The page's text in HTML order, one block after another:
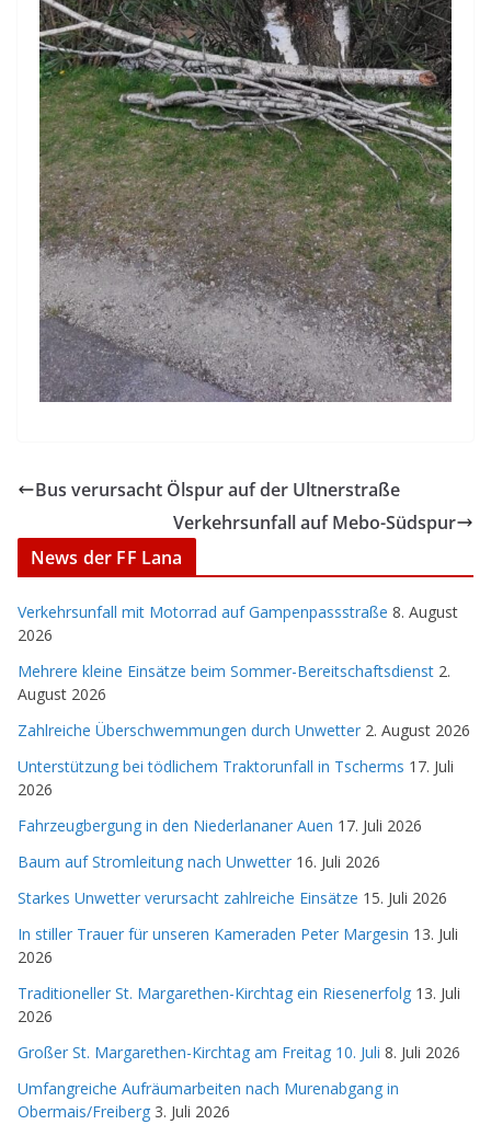
Bus verursacht Ölspur auf der Ultnerstraße
Verkehrsunfall auf Mebo-Südspur
News der FF Lana
Verkehrsunfall mit Motorrad auf Gampenpassstraße 8. August
2026
Mehrere kleine Einsätze beim Sommer-Bereitschaftsdienst 2.
August 2026
Zahlreiche Überschwemmungen durch Unwetter 2. August 2026
Unterstützung bei tödlichem Traktorunfall in Tscherms 17. Juli
2026
Fahrzeugbergung in den Niederlananer Auen 17. Juli 2026
Baum auf Stromleitung nach Unwetter 16. Juli 2026
Starkes Unwetter verursacht zahlreiche Einsätze 15. Juli 2026
In stiller Trauer für unseren Kameraden Peter Margesin 13. Juli
2026
Traditioneller St. Margarethen-Kirchtag ein Riesenerfolg 13. Juli
2026
Großer St. Margarethen-Kirchtag am Freitag 10. Juli 8. Juli 2026
Umfangreiche Aufräumarbeiten nach Murenabgang in
Obermais/Freiberg 3. Juli 2026